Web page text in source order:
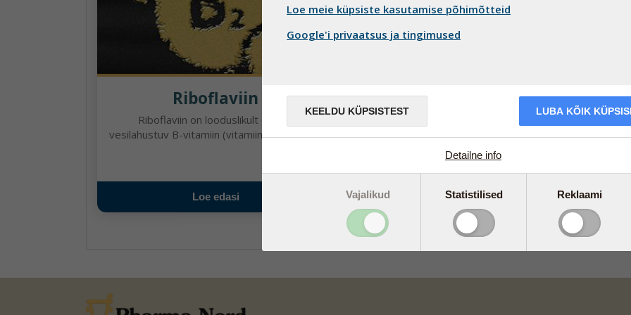
Riboflaviin
Riboflaviin on looduslikult esinev
vesilahustuv B-vitamiin (vitamiin B2). Ribofl...
Loe edasi
Loe meie küpsiste kasutamise põhimõtteid
Google'i privaatsus ja tingimused
KEELDU KÜPSISTEST LUBA KÕIK
Detailne info
Vajalikud Statistilised Reklaami